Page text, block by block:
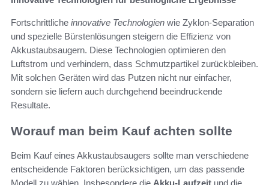
Fortschrittliche innovative Technologien wie Zyklon-Separation
und spezielle Bürstenlösungen steigern die Effizienz von
Akkustaubsaugern. Diese Technologien optimieren den
Luftstrom und verhindern, dass Schmutzpartikel zurückbleiben.
Mit solchen Geräten wird das Putzen nicht nur einfacher,
sondern sie liefern auch durchgehend beeindruckende
Resultate.
Worauf man beim Kauf achten sollte
Beim Kauf eines Akkustaubsaugers sollte man verschiedene
entscheidende Faktoren berücksichtigen, um das passende
Modell zu wählen. Insbesondere die Akku-Laufzeit und die